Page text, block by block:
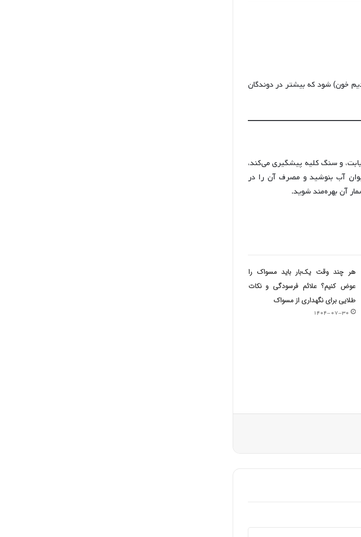
خون) شود که بیشتر در دوندگان
و سنگ کلیه پیشگیری می‌کند،
حفظ سلامت کلی بدن کمک می‌کند. توصیه می‌شود روزانه 6 تا 8 لیوان آب بنوشید و مصرف آن را در
آن بهره‌مند شوید.
هر چند وقت یک‌بار باید مسواک را
عوض کنیم؟ علائم فرسودگی و نکات
طلایی برای نگهداری از مسواک
۱۴۰۴-۰۷-۳۰